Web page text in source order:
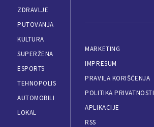
ZDRAVLJE
PUTOVANJA
KULTURA
SUPERŽENA
ESPORTS
TEHNOPOLIS
AUTOMOBILI
LOKAL
MARKETING
IMPRESUM
PRAVILA KORIŠĆENJA
POLITIKA PRIVATNOSTI
APLIKACIJE
RSS